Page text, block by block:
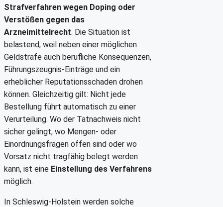
Strafverfahren wegen Doping oder
Verstößen gegen das
Arzneimittelrecht. Die Situation ist
belastend, weil neben einer möglichen
Geldstrafe auch berufliche Konsequenzen,
Führungszeugnis-Einträge und ein
erheblicher Reputationsschaden drohen
können. Gleichzeitig gilt: Nicht jede
Bestellung führt automatisch zu einer
Verurteilung. Wo der Tatnachweis nicht
sicher gelingt, wo Mengen- oder
Einordnungsfragen offen sind oder wo
Vorsatz nicht tragfähig belegt werden
kann, ist eine Einstellung des Verfahrens
möglich.
In Schleswig-Holstein werden solche